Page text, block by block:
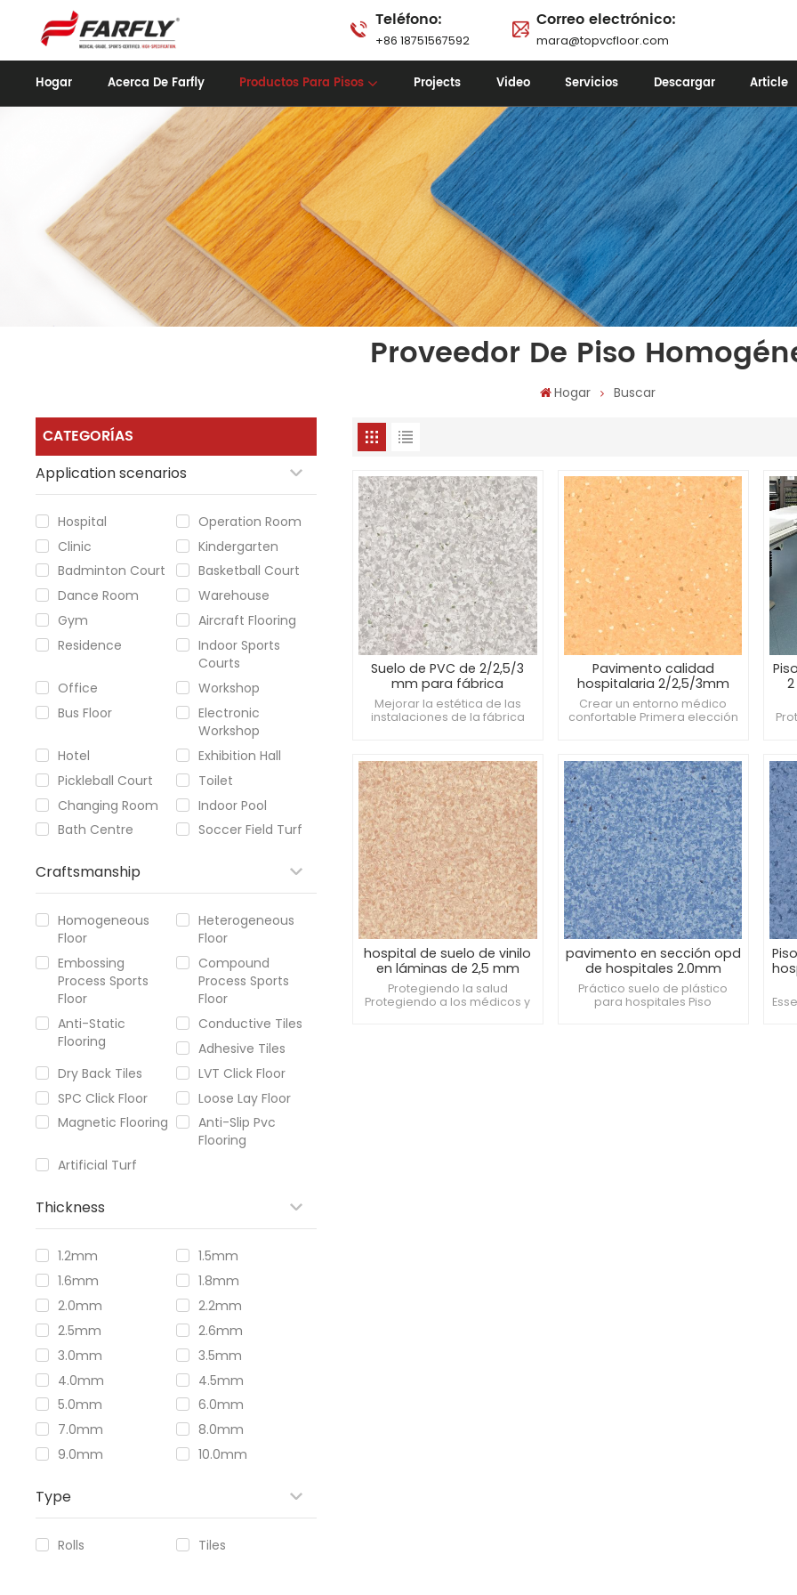
Teléfono:
+86 18751567592
Correo electrónico:
mara@topvcfloor.com
Hogar Acerca De Farfly Productos Para Pisos Projects Video Servicios Descargar Article
Proveedor De Piso
Hogar Buscar
CATEGORÍAS
Application scenarios
Hospital
Operation Room
Clinic
Kindergarten
Badminton Court
Basketball Court
Dance Room
Warehouse
Gym
Aircraft Flooring
Residence
Indoor Sports
Courts
Office
Workshop
Bus Floor
Electronic
Workshop
Hotel
Exhibition Hall
Pickleball Court
Toilet
Changing Room
Indoor Pool
Bath Centre
Soccer Field Turf
Craftsmanship
Homogeneous
Floor
Heterogeneous
Floor
Embossing
Process Sports
Floor
Compound
Process Sports
Floor
Anti-Static
Flooring
Conductive Tiles
Adhesive Tiles
Dry Back Tiles
LVT Click Floor
SPC Click Floor
Loose Lay Floor
Magnetic Flooring
Anti-Slip Pvc
Flooring
Artificial Turf
Thickness
1.2mm
1.5mm
1.6mm
1.8mm
2.0mm
2.2mm
2.5mm
2.6mm
3.0mm
3.5mm
4.0mm
4.5mm
5.0mm
6.0mm
7.0mm
8.0mm
9.0mm
10.0mm
Type
Rolls Tiles
Suelo de PVC de 2/2,5/3
mm para fábrica
Antideslizante y resistente
a la presión
Mejorar la estética de las
instalaciones de la fábrica
de comodidad
Pavimento calidad
hospitalaria 2/2,5/3mm
Antibacteriano y
antideslizante
Crear un entorno médico
confortable Primera elección
mismo tiempo
hospital de suelo de vinilo
en láminas de 2,5 mm
Creación de un entorno
médico confortable
Protegiendo la salud
Protegiendo a los médicos y
pavimento en sección opd
de hospitales 2.0mm
Antibacteriano y
antideslizante
Práctico suelo de plástico
para hospitales Piso